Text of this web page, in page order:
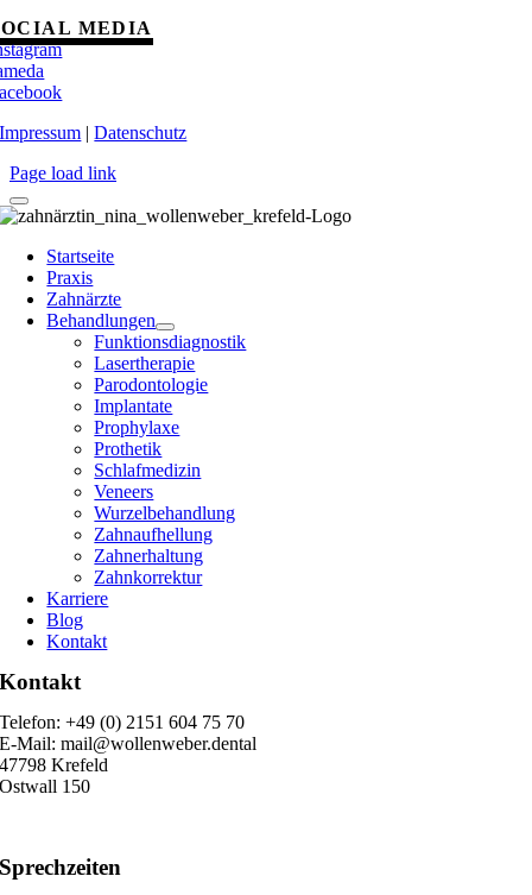
MEDIA
Impressum |Datenschutz
Page load link
Startseite
Praxis
Zahnärzte
Behandlungen
Funktionsdiagnostik
Lasertherapie
Parodontologie
Implantate
Prophylaxe
Prothetik
Schlafmedizin
Veneers
Wurzelbehandlung
Zahnaufhellung
Zahnerhaltung
Zahnkorrektur
Karriere
Blog
Kontakt
Kontakt
Telefon: +49 (0) 2151 604 75 70
E-Mail: mail@wollenweber.dental
47798 Krefeld
Ostwall 150
Sprechzeiten